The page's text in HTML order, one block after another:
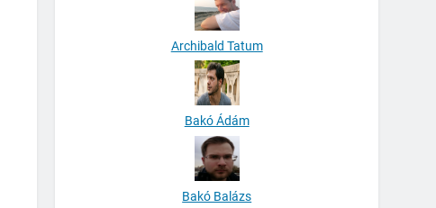
Archibald Tatum
Bakó Ádám
Bakó Balázs